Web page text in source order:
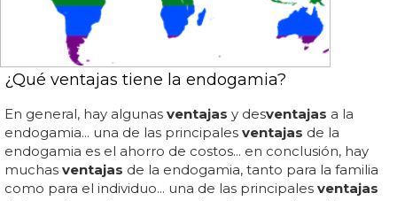
¿Qué ventajas tiene la endogamia?
En general, hay algunas ventajas y desventajas a la
endogamia... una de las principales ventajas de la
endogamia es el ahorro de costos... en conclusión, hay
muchas ventajas de la endogamia, tanto para la familia
como para el individuo... una de las principales ventajas